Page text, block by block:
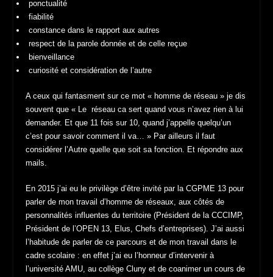
ponctualité
fiabilité
constance dans le rapport aux autres
respect de la parole donnée et de celle reçue
bienveillance
curiosité et considération de l’autre
A ceux qui fantasment sur ce mot « homme de réseau » je dis
souvent que « Le réseau ca sert quand vous n’avez rien à lui
demander. Et que 11 fois sur 10, quand j’appelle quelqu’un
c’est pour savoir comment il va… » Par ailleurs il faut
considérer l’Autre quelle que soit sa fonction. Et répondre aux
mails.
En 2015 j’ai eu le privilège d’être invité par la CGPME 13 pour
parler de mon travail d’homme de réseaux, aux côtés de
personnalités influentes du territoire (Président de la CCCIMP,
Président de l’OPEN 13, Elus, Chefs d’entreprises). J’ai aussi
l’habitude de parler de ce parcours et de mon travail dans le
cadre scolaire : en effet j’ai eu l’honneur d’intervenir à
l’université AMU, au collège Cluny et de coanimer un cours de